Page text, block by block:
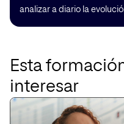
analizar a diario la
Esta
interesar